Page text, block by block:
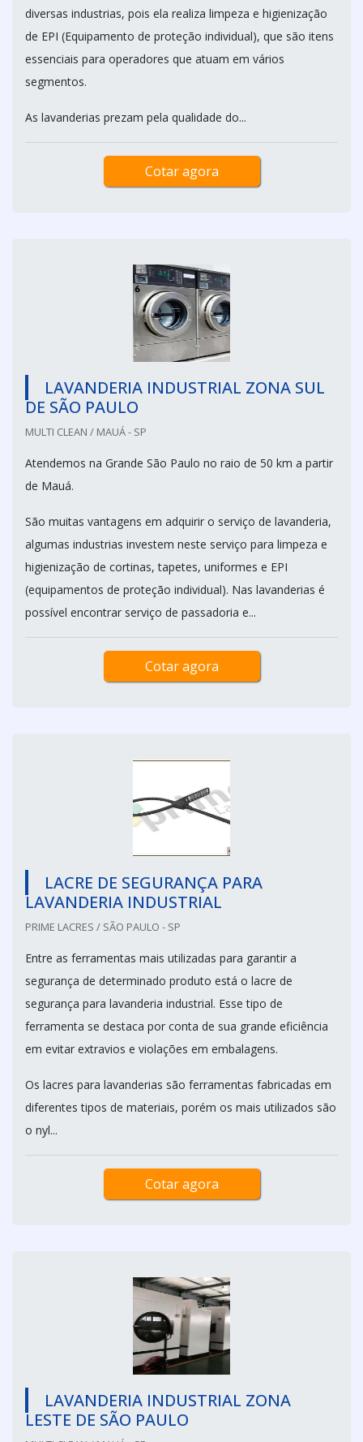
diversas industrias, pois ela realiza limpeza e higienização
de EPI (Equipamento de proteção individual), que são itens
essenciais para operadores que atuam em vários
segmentos.
As lavanderias prezam pela qualidade do...
Cotar agora
LAVANDERIA INDUSTRIAL ZONA SUL
DE SÃO PAULO
MULTI CLEAN / MAUÁ - SP
Atendemos na Grande São Paulo no raio de 50 km a partir
de Mauá.
São muitas vantagens em adquirir o serviço de lavanderia,
algumas industrias investem neste serviço para limpeza e
higienização de cortinas, tapetes, uniformes e EPI
(equipamentos de proteção individual). Nas lavanderias é
possível encontrar serviço de passadoria e...
Cotar agora
LACRE DE SEGURANÇA PARA
LAVANDERIA INDUSTRIAL
PRIME LACRES / SÃO PAULO - SP
Entre as ferramentas mais utilizadas para garantir a
segurança de determinado produto está o lacre de
segurança para lavanderia industrial. Esse tipo de
ferramenta se destaca por conta de sua grande eficiência
em evitar extravios e violações em embalagens.
Os lacres para lavanderias são ferramentas fabricadas em
diferentes tipos de materiais, porém os mais utilizados são
o nyl...
Cotar agora
LAVANDERIA INDUSTRIAL ZONA
LESTE DE SÃO PAULO